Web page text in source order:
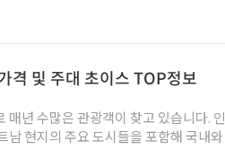
화적인 측면을 더 깊이 체험할 수 있는
로 찾으신다면 1군 지역을, 조금 비싸
택하시면 어느 정도 도움이 될 수 있을
격 및 주대 초이스 TOP정보
년 수많은 관광객이 찾고 있습니다.
현지의 주요 도시들을 포함해 국내